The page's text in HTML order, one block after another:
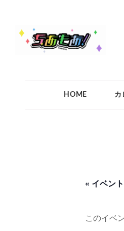
ちあもあ
ちあもあ
HOME カ
« イベン
このイベ